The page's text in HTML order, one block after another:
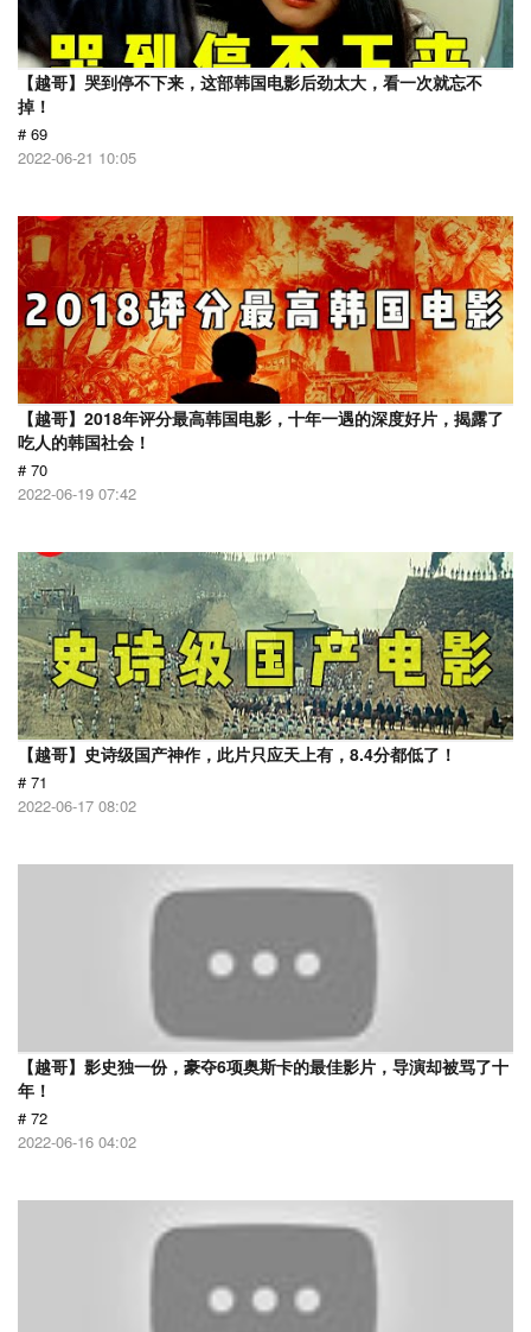
【越哥】哭到停不下来，这部韩国电影后劲太大，看一次就忘不
掉！
# 69
2022-06-21 10:05
【越哥】2018年评分最高韩国电影，十年一遇的深度好片，揭露了
吃人的韩国社会！
# 70
2022-06-19 07:42
【越哥】史诗级国产神作，此片只应天上有，8.4分都低了！
# 71
2022-06-17 08:02
【越哥】影史独一份，豪夺6项奥斯卡的最佳影片，导演却被骂了十
年！
# 72
2022-06-16 04:02